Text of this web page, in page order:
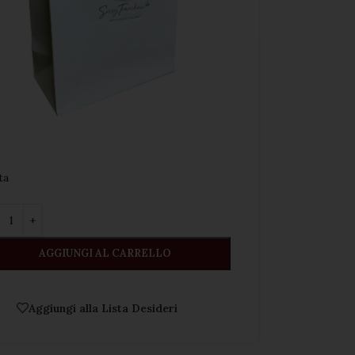
AGGIUNGI AL CARRELLO
Aggiungi alla Lista Desideri